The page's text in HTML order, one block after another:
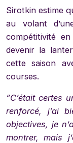
Sirotkin estime
au volant
compétitivité
devenir la
cette saison
courses.
“C’était certes
renforcé, j’ai
objectives, je
montrer, mais